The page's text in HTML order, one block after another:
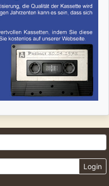
Login